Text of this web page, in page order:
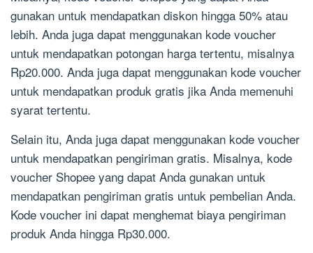
gunakan untuk mendapatkan diskon hingga 50% atau
lebih. Anda juga dapat menggunakan kode voucher
untuk mendapatkan potongan harga tertentu, misalnya
Rp20.000. Anda juga dapat menggunakan kode voucher
untuk mendapatkan produk gratis jika Anda memenuhi
syarat tertentu.
Selain itu, Anda juga dapat menggunakan kode voucher
untuk mendapatkan pengiriman gratis. Misalnya, kode
voucher Shopee yang dapat Anda gunakan untuk
mendapatkan pengiriman gratis untuk pembelian Anda.
Kode voucher ini dapat menghemat biaya pengiriman
produk Anda hingga Rp30.000.